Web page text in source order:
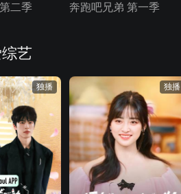
二季 奔跑吧兄弟 第一季
艺
独播 独播